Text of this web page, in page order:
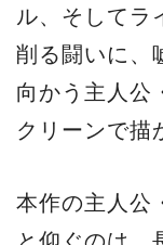
ル、そしてラ
削る闘いに、
向かう主人公
クリーンで描
本作の主人公
と仰ぐのは、